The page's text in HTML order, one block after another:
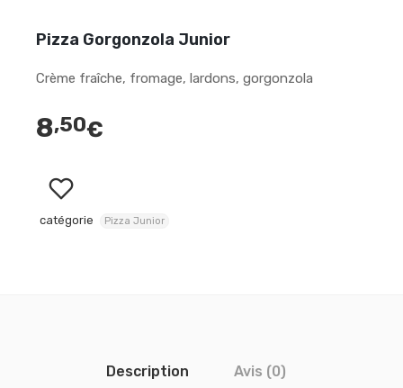
Pizza Gorgonzola Junior
Crème fraîche, fromage, lardons, gorgonzola
8,50€
catégorie Pizza Junior
Description Avis (0)